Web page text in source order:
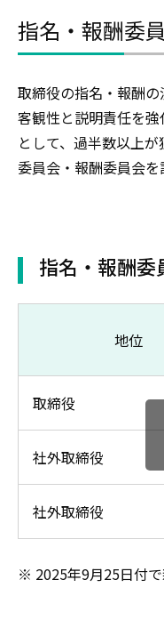
指名・報酬委
取締役の指名・報酬の
客観性と説明責任を
として、過半数以上
委員会・報酬委員会を
指名・報酬委
地位
取締役
社外取締役
社外取締役
※ 2025年9月25日付で